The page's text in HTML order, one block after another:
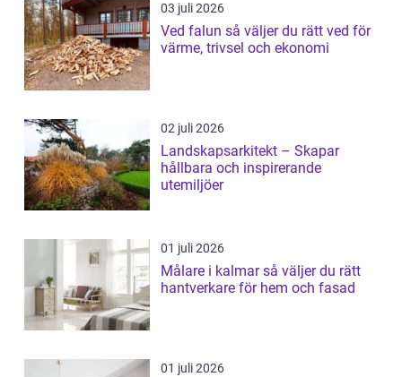
03 juli 2026
Ved falun så väljer du rätt ved för
värme, trivsel och ekonomi
02 juli 2026
Landskapsarkitekt – Skapar
hållbara och inspirerande
utemiljöer
01 juli 2026
Målare i kalmar så väljer du rätt
hantverkare för hem och fasad
01 juli 2026